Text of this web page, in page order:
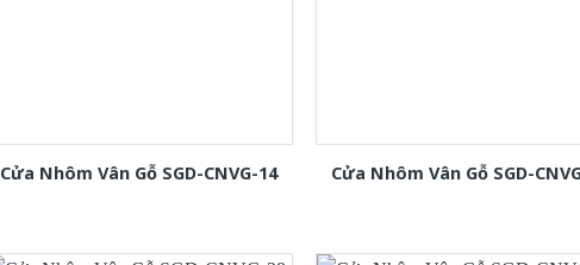
Cửa Nhôm Vân Gỗ SGD-CNVG-14 Cửa Nhôm Vân Gỗ SGD-